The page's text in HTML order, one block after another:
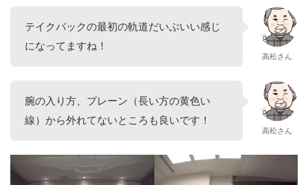
テイクバックの最初の軌道だいぶいい感じ
になってますね！
高松さん
腕の入り方、プレーン（長い方の黄色い
線）から外れてないところも良いです！
高松さん